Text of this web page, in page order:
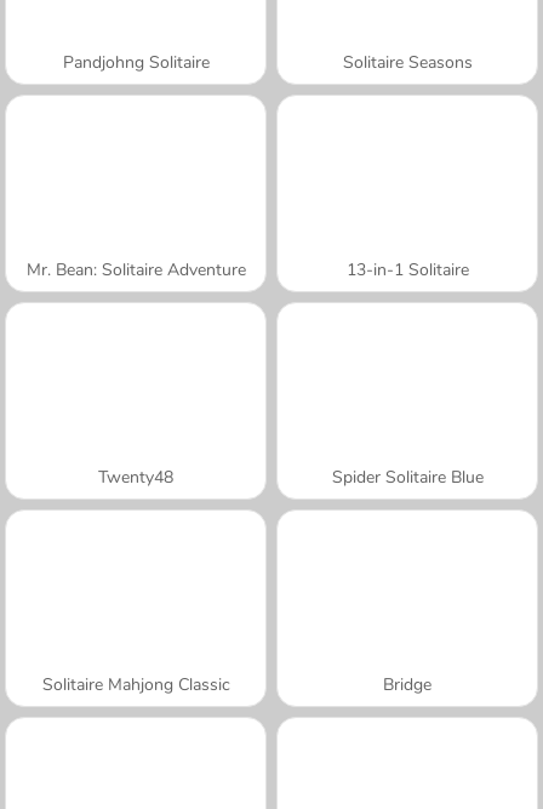
Pandjohng Solitaire Solitaire Seasons
Mr. Bean: Solitaire Adventure 13-in-1 Solitaire
Twenty48 Spider Solitaire Blue
Solitaire Mahjong Classic Bridge